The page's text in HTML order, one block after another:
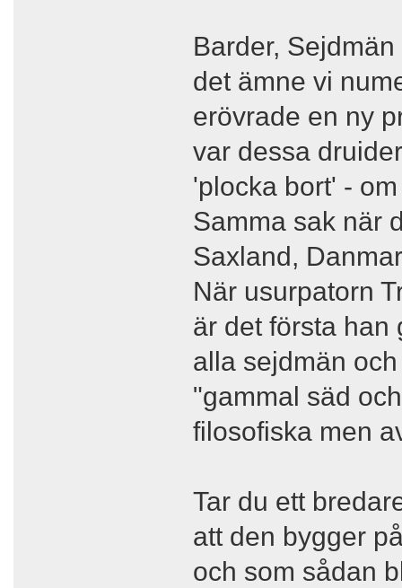
Barder,
det ämne vi
erövrade en ny
var dessa
'plocka bort' -
Samma sak när
Saxland,
När usurpatorn
är det första han
alla sejdmän
"gammal säd
filosofiska men
Tar du ett
att den bygger
och som sådan